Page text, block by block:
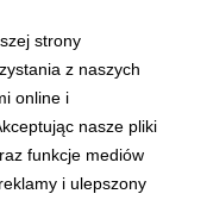
strony
z naszych
online i
nasze pliki
funkcje mediów
i ulepszony